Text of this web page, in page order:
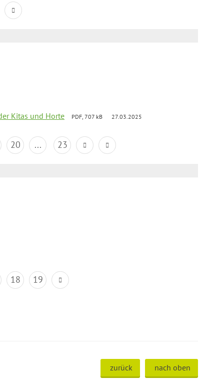
Kitas und Horte PDF, 707 kB 27.03.2025
20 ... 23
18 19
zurück nach oben